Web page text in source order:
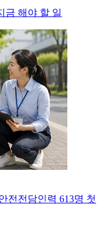
금 해야 할 일
전전담인력 613명 첫